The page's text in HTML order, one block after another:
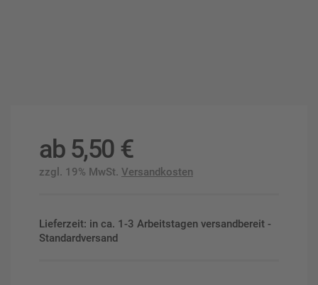
ab 5,50 €
zzgl. 19% MwSt. Versandkosten
Lieferzeit: in ca. 1-3 Arbeitstagen versandbereit -
Standardversand